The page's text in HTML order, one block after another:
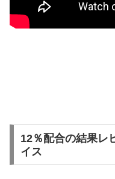
12％配合の結果レ
イス